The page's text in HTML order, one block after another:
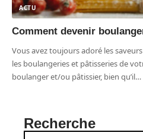
ACTU
Comment devenir
Vous avez toujours adoré les
les boulangeries et pâtisseries de
boulanger et/ou pâtissier, bien qu’il…
Recherche